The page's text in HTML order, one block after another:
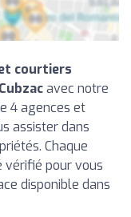
courtiers
avec notre
4 agences et
assister dans
Chaque
vérifié pour vous
disponible dans